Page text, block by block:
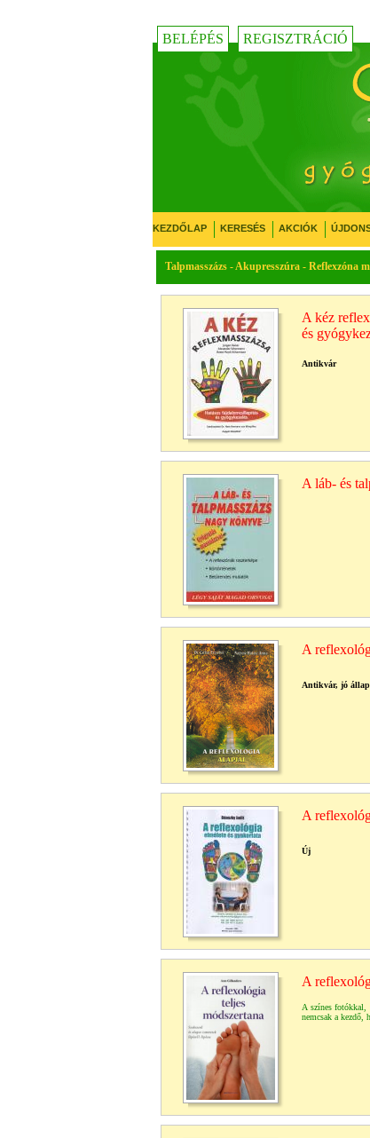
BELÉPÉS REGISZTRÁCIÓ
KEZDŐLAP KERESÉS AKCIÓK
Talpmasszázs - Akupresszúra - Reflexzóna
A kéz
és
Antikvár
A láb- és
A
Antikvár, jó
A
Új
A
A színes fotókkal,
nemcsak a kezdő,